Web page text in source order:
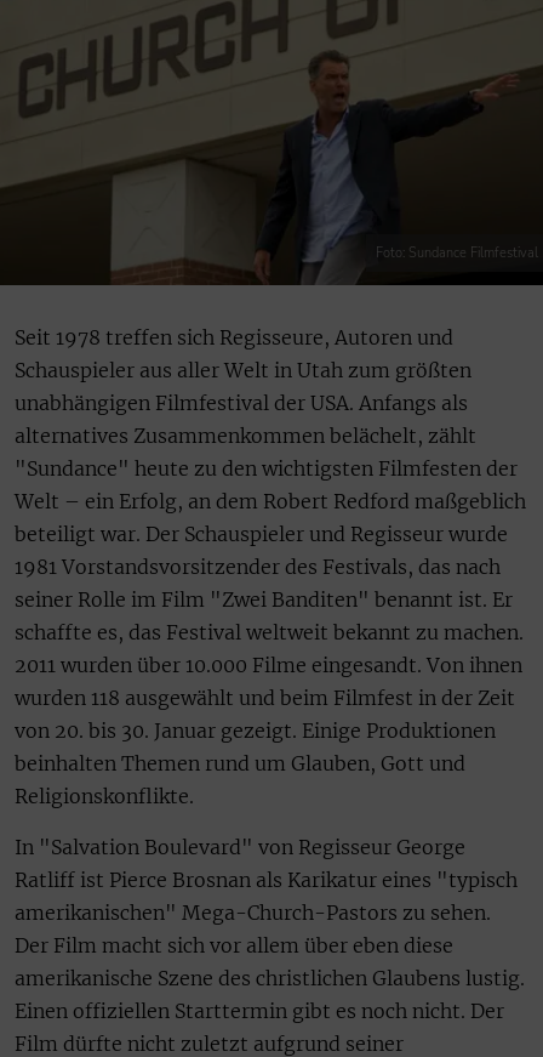
Foto: Sundance Filmfestival
Seit 1978 treffen sich Regisseure, Autoren und
Schauspieler aus aller Welt in Utah zum größten
unabhängigen Filmfestival der USA. Anfangs als
alternatives Zusammenkommen belächelt, zählt
"Sundance" heute zu den wichtigsten Filmfesten der
Welt – ein Erfolg, an dem Robert Redford maßgeblich
beteiligt war. Der Schauspieler und Regisseur wurde
1981 Vorstandsvorsitzender des Festivals, das nach
seiner Rolle im Film "Zwei Banditen" benannt ist. Er
schaffte es, das Festival weltweit bekannt zu machen.
2011 wurden über 10.000 Filme eingesandt. Von ihnen
wurden 118 ausgewählt und beim Filmfest in der Zeit
von 20. bis 30. Januar gezeigt. Einige Produktionen
beinhalten Themen rund um Glauben, Gott und
Religionskonflikte.
In "Salvation Boulevard" von Regisseur George
Ratliff ist Pierce Brosnan als Karikatur eines "typisch
amerikanischen" Mega-Church-Pastors zu sehen.
Der Film macht sich vor allem über eben diese
amerikanische Szene des christlichen Glaubens lustig.
Einen offiziellen Starttermin gibt es noch nicht. Der
Film dürfte nicht zuletzt aufgrund seiner